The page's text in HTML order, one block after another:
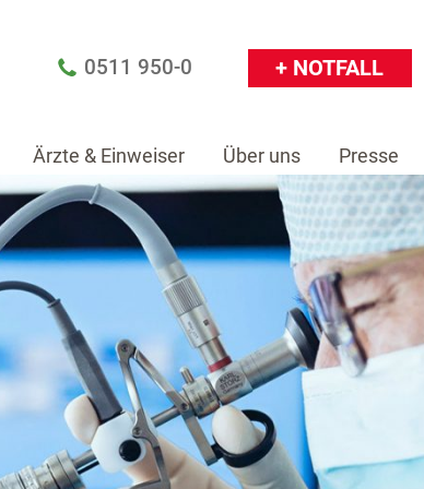
0511 950-0 + NOTFALL
Ärzte & Einweiser Über uns Presse
Ärzte & Einweiser Über uns